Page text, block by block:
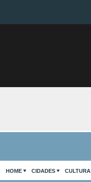
HOME CIDADES CULTURA